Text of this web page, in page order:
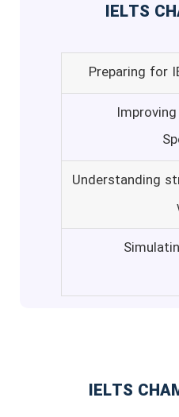
Preparing for
Understanding